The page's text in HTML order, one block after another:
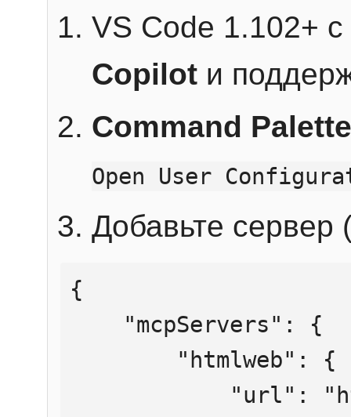
VS Code 1.102+
Copilot и
Command Palette
Open User
Добавьте сервер
{